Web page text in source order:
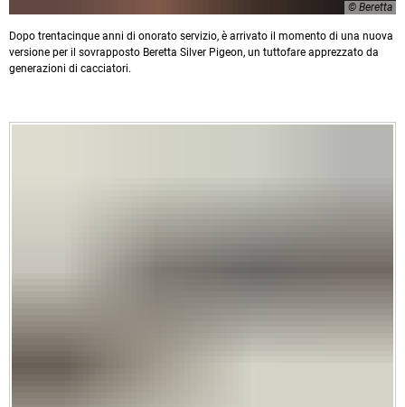
© Beretta
Dopo trentacinque anni di onorato servizio, è arrivato il momento di una nuova
versione per il sovrapposto Beretta Silver Pigeon, un tuttofare apprezzato da
generazioni di cacciatori.